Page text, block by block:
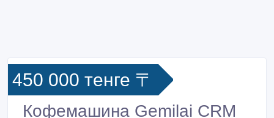
450 000 тенге 〒
Кофемашина Gemilai CRM